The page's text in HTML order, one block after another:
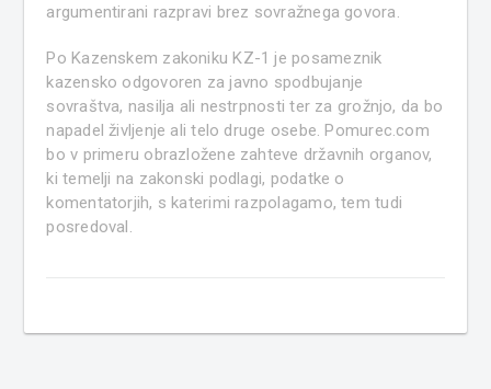
argumentirani razpravi brez sovražnega govora.
Po Kazenskem zakoniku KZ-1 je posameznik
kazensko odgovoren za javno spodbujanje
sovraštva, nasilja ali nestrpnosti ter za grožnjo, da bo
napadel življenje ali telo druge osebe. Pomurec.com
bo v primeru obrazložene zahteve državnih organov,
ki temelji na zakonski podlagi, podatke o
komentatorjih, s katerimi razpolagamo, tem tudi
posredoval.